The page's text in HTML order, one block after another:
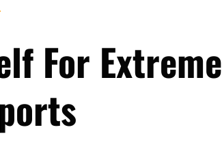
For Extreme